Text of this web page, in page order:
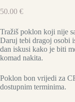
50.00 €
Tražiš poklon koji nije
Daruj tebi dragoj osobi
dan iskusi kako je biti
komad nakita.
Poklon bon vrijedi za
dostupnim terminima.